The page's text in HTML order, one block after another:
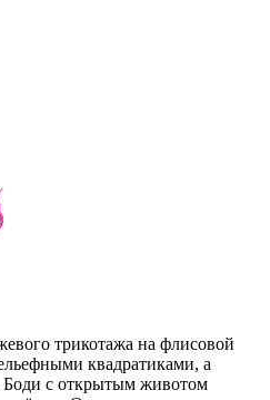
трикотажа на флисовой
квадратиками, а
Боди с открытым животом